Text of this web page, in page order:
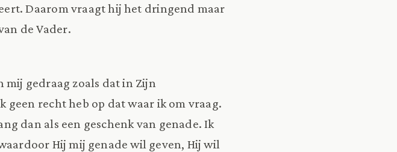
Daarom vraagt hij het dringend maar
de Vader.
mij gedraag zoals dat in Zijn
recht heb op dat waar ik om vraag.
dan als een geschenk van genade. Ik
Hij mij genade wil geven, Hij wil